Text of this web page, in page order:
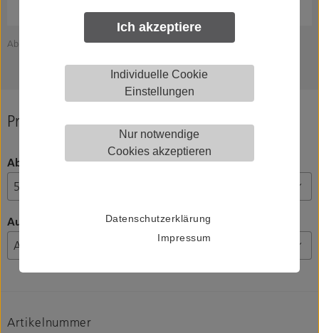
Ich akzeptiere
Individuelle Cookie
Einstellungen
Nur notwendige
Cookies akzeptieren
Datenschutzerklärung
Impressum
Abbildung zeigt KWS 4591.31
Produkt konfigurieren
Abstand
Ausführung
Artikelnummer